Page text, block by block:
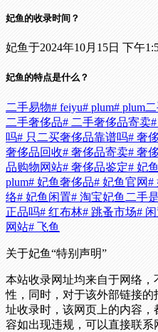
妃鱼的收录时间？
妃鱼于2024年10月15日 下午
妃鱼的特点是什么？
二手易物# feiyu# plum# plum
二手奢侈品# 二手奢侈品寄卖
吗# 只二买奢侈品靠谱吗# 奢
奢侈品回收# 奢侈品寄卖# 奢
品购物网站# 奢侈品鉴定# 妃鱼
plum# 妃鱼奢侈品# 妃鱼官网#
络# 妃鱼闲置# 淘宝妃鱼二手
正品吗# 红布林# 跳蚤市场#
网站# 飞鱼
关于妃鱼“特别声明”
本站收录网址均来自于网络
性，同时，对于该外部链接
址收录时，该网页上的内容
容如出现违规，可以直接联